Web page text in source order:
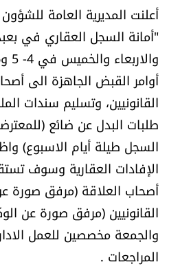
كتّابنا
تحت المجهر
آراء
اقتصاد
العالم
الصحافة الإسرائيلية
أعلنت المديرية العامة
"أمانة السجل العقاري في
أوامر القبض الجاهزة الى
القانونيين، وتسليم سندات
طلبات البدل عن ضائع
السجل طيلة أيام الاسبوع)
الإفادات العقارية وسوف
أصحاب العلاقة (مرفق صورة
القانونيين (مرفق صورة عن
والجمعة مخصصين للعمل
المراجعات .